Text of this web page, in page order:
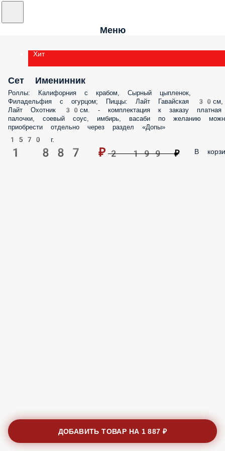
Меню
Хит
Сет Именинник
Роллы: Калифорния с крабом, Сырный цыпленок,
Филадельфия с огурцом; Пиццы: Лайт Гавайская 30см,
Лайт Охотник 30см. - комплектация к заказу
палочки, соевый соус, имбирь, васаби по желанию
приобрести отдельно через раздел «Допы»
1570 г.
1 887 ₽ 2 199 ₽ В
ДОБАВИТЬ ТОВАР НА 1 887 ₽